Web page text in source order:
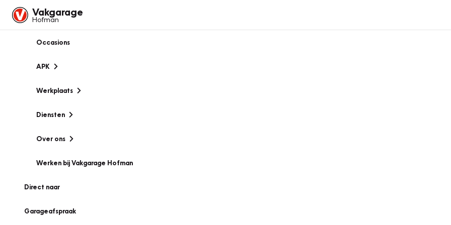
Vakgarage
Hofman
Occasions
APK
Werkplaats
Diensten
Over ons
Werken bij Vakgarage Hofman
Direct naar
Garageafspraak